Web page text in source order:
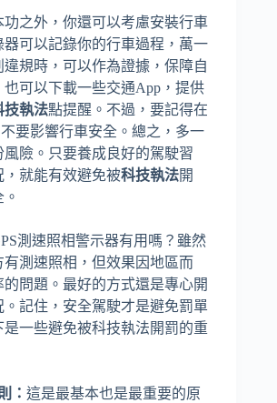
功之外，你還可以考慮安裝行車
可以記錄你的行車過程，萬一
規時，可以作為證據，保障自
也可以下載一些交通App，提供
技執法點提醒。不過，要記得在
要影響行車安全。總之，多一
險。只要養成良好的駕駛習
就能有效避免被科技執法開
測速照相警示器有用嗎？雖然
測速照相，但效果因地區而
問題。最好的方式還是專心開
記住，安全駕駛才是避免罰單
一些避免被科技執法開罰的重
： 這是最基本也是最重要的原